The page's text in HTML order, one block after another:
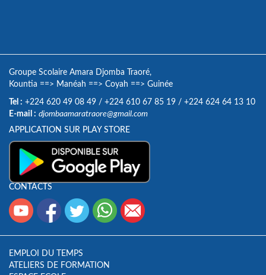
Groupe Scolaire Amara Djomba Traoré,
Kountia ==> Manéah ==> Coyah ==> Guinée
Tel : +224 620 49 08 49 / +224 610 67 85 19 / +224 624 64 13 10
E-mail : djombaamaratraore@gmail.com
APPLICATION SUR PLAY STORE
CONTACTS
EMPLOI DU TEMPS
ATELIERS DE FORMATION